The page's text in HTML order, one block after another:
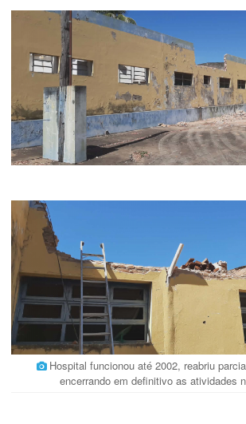
Hospital funcionou até 2002, reabriu
encerrando em definitivo as atividades